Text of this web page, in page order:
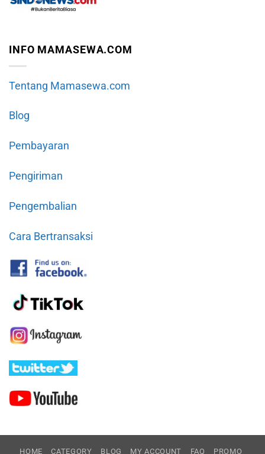
INFO MAMASEWA.COM
Tentang Mamasewa.com
Blog
Pembayaran
Pengiriman
Pengembalian
Cara Bertransaksi
HOME CATEGORY BLOG MY ACCOUNT FAQ PROMO